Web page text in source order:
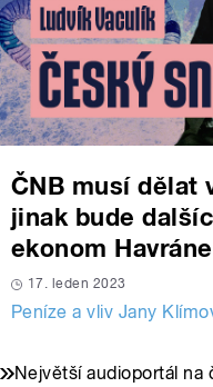
ČNB musí dělat
jinak bude
ekonom
17. leden 2023
Peníze a vliv Jany
Největší audioportál na